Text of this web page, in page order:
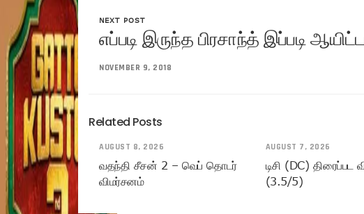
NEXT POST
எப்படி இருந்த பிரசாந்த் இப்படி
NOVEMBER 9, 2018
Related Posts
AUGUST 8, 2026
வதந்தி சீசன் 2 – வெப் தொடர்
விமர்சனம்
AUGUST 7, 2026
டிசி (DC) திரைப்பட
(3.5/5)